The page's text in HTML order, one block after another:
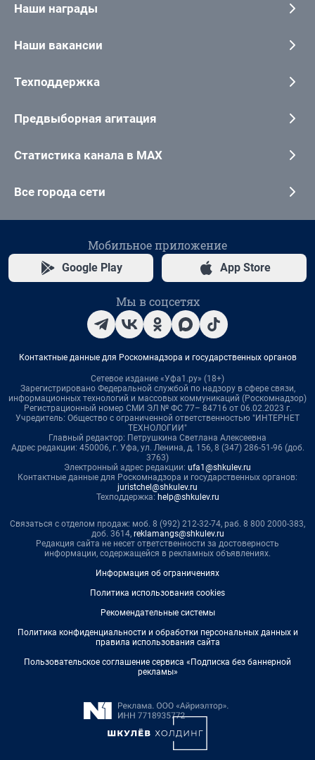
Наши награды
Наши вакансии
Техподдержка
Предвыборная агитация
Статистика канала в MAX
Все города сети
Мобильное приложение
Google Play App Store
Мы в соцсетях
Контактные данные для Роскомнадзора и государственных органов
Сетевое издание «Уфа1.ру» (18+)
Зарегистрировано Федеральной службой по надзору в сфере связи,
информационных технологий и массовых коммуникаций (Роскомнадзор)
Регистрационный номер СМИ ЭЛ № ФС 77– 84716 от 06.02.2023 г.
Учредитель: Общество с ограниченной ответственностью "ИНТЕРНЕТ
ТЕХНОЛОГИИ"
Главный редактор: Петрушкина Светлана Алексеевна
Адрес редакции: 450006, г. Уфа, ул. Ленина, д. 156, 8 (347) 286-51-96 (доб.
3763)
Электронный адрес редакции: ufa1@shkulev.ru
Контактные данные для Роскомнадзора и государственных органов:
juristchel@shkulev.ru
Техподдержка: help@shkulev.ru
Связаться с отделом продаж: моб. 8 (992) 212-32-74, раб. 8 800 2000-383,
доб. 3614, reklamangs@shkulev.ru
Редакция сайта не несет ответственности за достоверность
информации, содержащейся в рекламных объявлениях.
Информация об ограничениях
Политика использования cookies
Рекомендательные системы
Политика конфиденциальности и обработки персональных данных и
правила использования сайта
Пользовательское соглашение сервиса «Подписка без баннерной
рекламы»